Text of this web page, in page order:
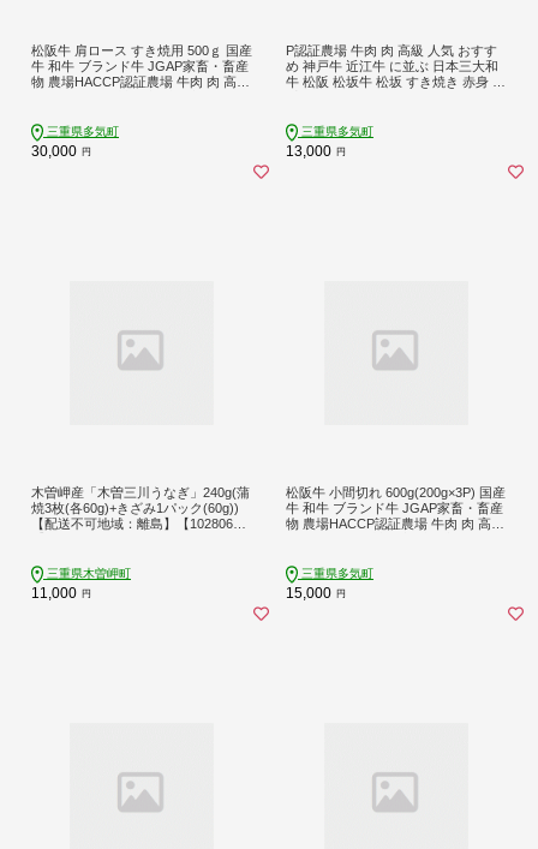
松阪牛 肩ロース すき焼用 500ｇ 国産
牛 和牛 ブランド牛 JGAP家畜・畜産
物 農場HACCP認証農場 牛肉 肉 高級
クロース ロース すき焼 鍋 三重県 多
気町 SS-08
三重県多気町
30,000 円
P認証農場 牛肉 肉 高級 人気 おすす
め 神戸牛 近江牛 に並ぶ 日本三大和
牛 松阪 松坂牛 松坂 すき焼き 赤身 三
三重県多気町
13,000 円
木曽岬産「木曽三川うなぎ」240g(蒲
焼3枚(各60g)+きざみ1パック(60g))
【配送不可地域：離島】【102806
三重県木曽岬町
11,000 円
松阪牛 小間切れ 600g(200g×3P) 国産
牛 和牛 ブランド牛 JGAP家畜・畜産
物 農場HACCP認証農場 牛肉 肉 高級
用 小分け スネ バラ 三重県 多気町 S
S-405
三重県多気町
15,000 円